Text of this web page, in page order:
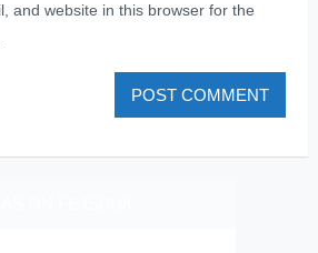
and website in this browser for the